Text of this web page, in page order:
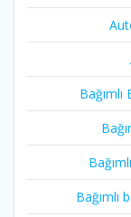
Bağımlı